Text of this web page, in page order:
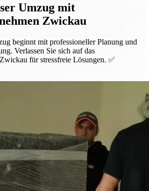
Umzug mit
Zwickau
beginnt mit professioneller Planung und
Verlassen Sie sich auf das
für stressfreie Lösungen. ✅